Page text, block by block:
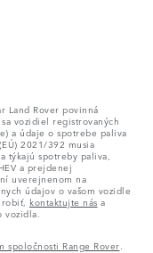
Land Rover povinná
vozidiel registrovaných
a údaje o spotrebe paliva
2021/392 musia
týkajú spotreby paliva,
a prejdenej
uverejnenom na
údajov o vašom vozidle
kontaktujte nás a
spoločnosti Range Rover